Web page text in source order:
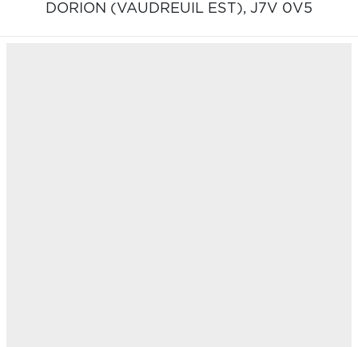
DORION (VAUDREUIL EST), J7V 0V5